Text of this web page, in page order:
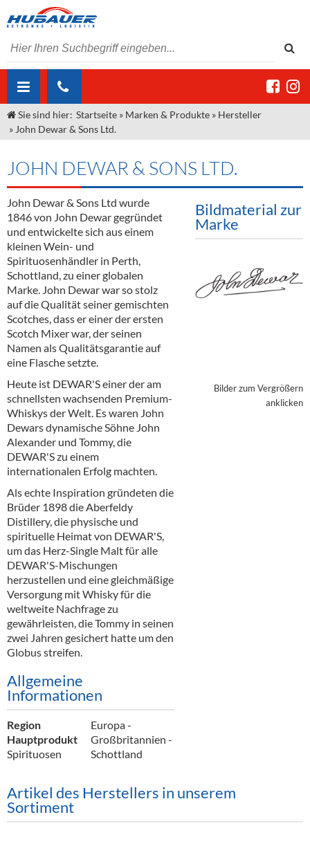
ÜBER UNS
Unser Liefergebiet
Unser Team
Kontakt
Angebote Gastronomie & Großhandel
Gastronomie
Großhandel
Innovation - Die Neue Art des Bierzapfens
"DroughtMaster"
Neuigkeiten
Termine
MARKEN & PRODUKTE
Weine & Schaumwein
Sirup
Spirituosen
Bier
Alkoholfreie Getränke
Öle & Küchenartikel
Barzubehör
Equipment
Verpackung
Hygieneartikel & Desinfektion
DIENSTLEISTUNGEN
Kommisionskauf & Lieferbedingungen
Fremddienstleistungen
Sie sind hier: Startseite » Marken & Produkte » Hersteller
» John Dewar & Sons Ltd.
JOHN DEWAR & SONS LTD.
John Dewar & Sons Ltd wurde
1846 von John Dewar gegründet
und entwickelte sich aus einem
kleinen Wein- und
Spirituosenhändler in Perth,
Schottland, zu einer globalen
Marke. John Dewar war so stolz
auf die Qualität seiner gemischten
Scotches, dass er einer der ersten
Scotch Mixer war, der seinen
Namen als Qualitätsgarantie auf
eine Flasche setzte.
Heute ist DEWAR'S einer der am
schnellsten wachsenden Premium-
Whiskys der Welt. Es waren John
Dewars dynamische Söhne John
Alexander und Tommy, die
DEWAR'S zu einem
internationalen Erfolg machten.
Als echte Inspiration gründeten die
Brüder 1898 die Aberfeldy
Distillery, die physische und
spirituelle Heimat von DEWAR'S,
um das Herz-Single Malt für alle
DEWAR'S-Mischungen
herzustellen und eine gleichmäßige
Versorgung mit Whisky für die
weltweite Nachfrage zu
gewährleisten, die Tommy in seinen
zwei Jahren gesichert hatte um den
Globus streifen.
Allgemeine
Informationen
Region
Europa -
Großbritannien -
Schottland
Hauptprodukt
Spirituosen
Bildmaterial zur
Marke
Bilder zum Vergrößern
anklicken
Artikel des Herstellers in unserem
Sortiment